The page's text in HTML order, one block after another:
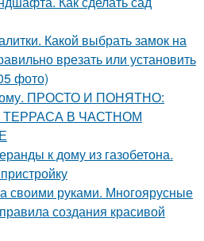
Какой выбрать замок на
врезать или установить
фото)
ПРОСТО И ПОНЯТНО:
В ЧАСТНОМ
к дому из газобетона.
своими руками. Многоярусные
создания красивой